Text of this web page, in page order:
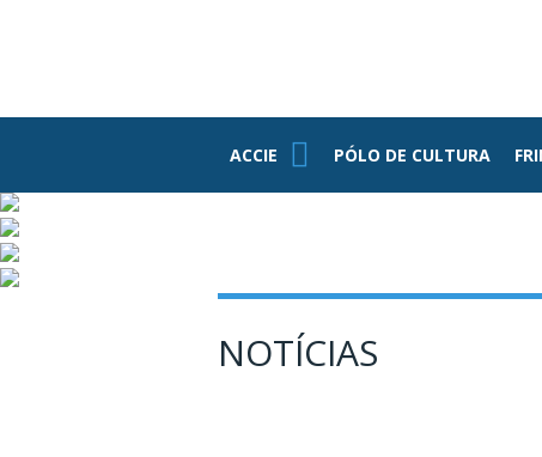
ACCIE
ACCIE PÓLO DE CULTURA
NOTÍCIAS